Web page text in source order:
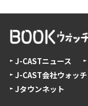
J-CASTニュース
J-CAST会社ウォッチ
Jタウンネット